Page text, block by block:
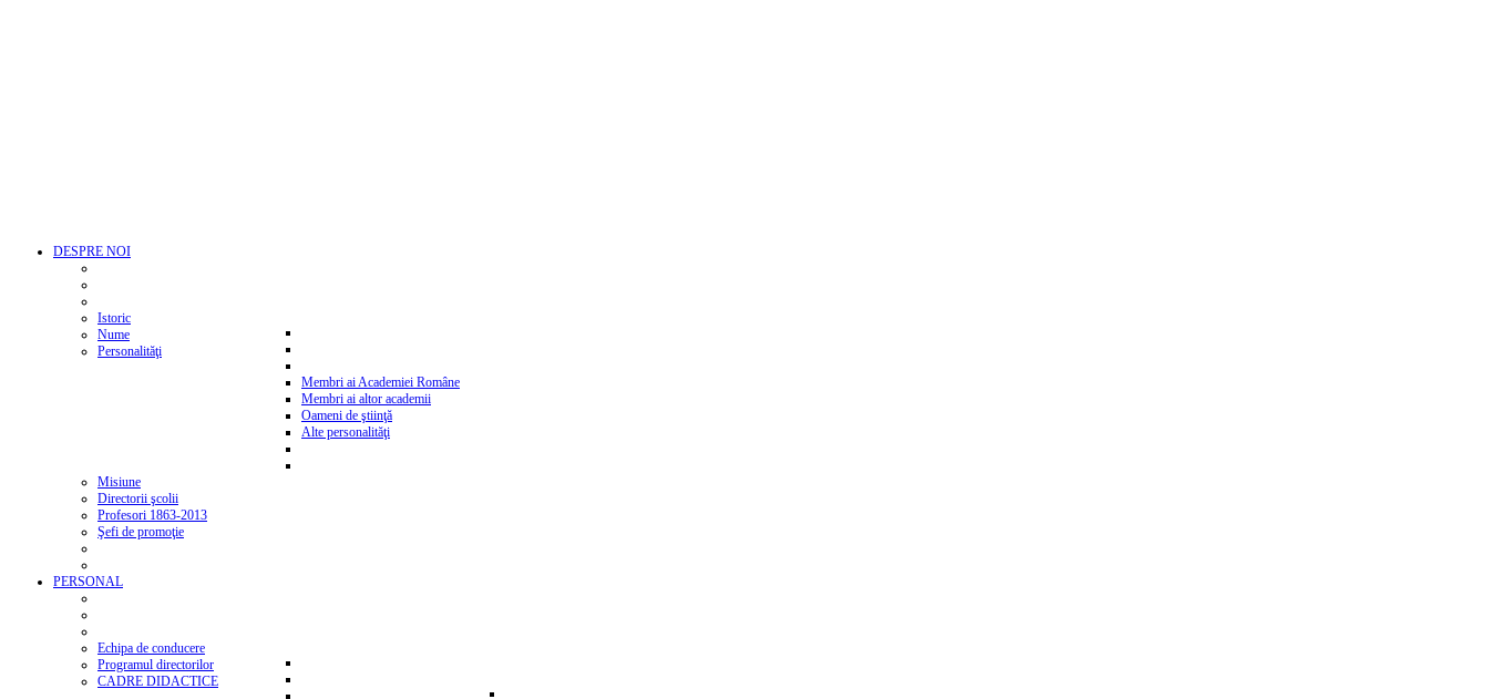
DESPRE NOI
Istoric
Nume
Personalităţi
Membri ai Academiei Române
Membri ai altor academii
Oameni de ştiinţă
Alte personalităţi
Misiune
Directorii şcolii
Profesori 1863-2013
Şefi de promoţie
PERSONAL
Echipa de conducere
Programul directorilor
CADRE DIDACTICE